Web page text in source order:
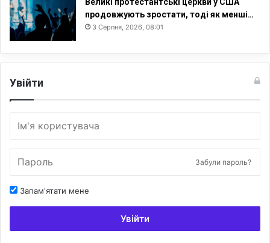
продовжують зростати, тоді як менші…
3 Серпня, 2026, 08:01
Увійти
Забули пароль?
Запам'ятати мене
Увійти